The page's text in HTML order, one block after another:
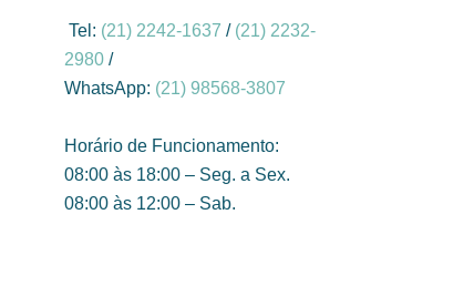
Tel: (21) 2242-1637 / (21) 2232-
2980 /
WhatsApp: (21) 98568-3807
Horário de Funcionamento:
08:00 às 18:00 – Seg. a Sex.
08:00 às 12:00 – Sab.